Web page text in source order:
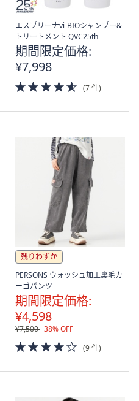
エスプリーナvi-BIOシャンプー&
トリートメント QVC25th
期間限定価格:
¥7,998
4.5
of
(7 件)
残りわずか
PERSONS ウォッシュ加工裏毛カ
ーゴパンツ
期間限定価格:
¥4,598
¥7,500 38% OFF
4.0
of
(9 件)